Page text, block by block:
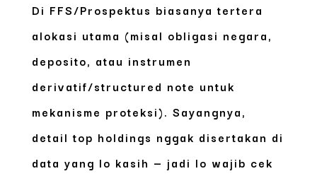
Di FFS/Prospektus biasanya tertera
alokasi utama (misal obligasi negara,
deposito, atau instrumen
derivatif/structured note untuk
mekanisme proteksi). Sayangnya,
detail top holdings nggak disertakan di
data yang lo kasih — jadi lo wajib cek